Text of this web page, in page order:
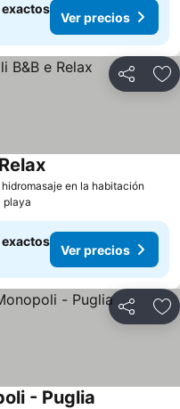
Ver precios
Compartir
en la habitación
Ver precios
playa
Ver precios
Compartir
- Puglia